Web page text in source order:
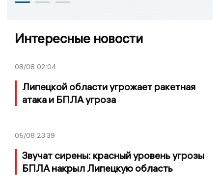
Интересные новости
08/08 02:04
Липецкой области угрожает ракетная
атака и БПЛА угроза
05/08 23:39
Звучат сирены: красный уровень угрозы
БПЛА накрыл Липецкую область